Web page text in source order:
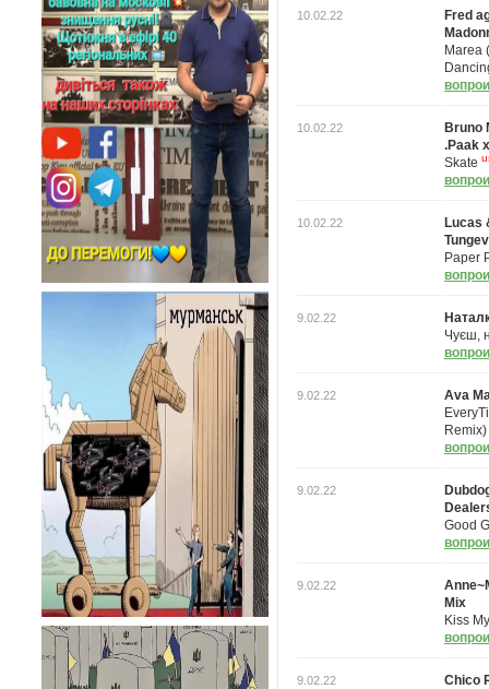
10.02.22
Fred
Marea
10.02.22
Bruno
.Paak
Skate
10.02.22
Lucas
Paper
9.02.22
Чуєш,
9.02.22
Ava
Remix)
9.02.22
Good
9.02.22
Mix
Kiss
9.02.22
Chico